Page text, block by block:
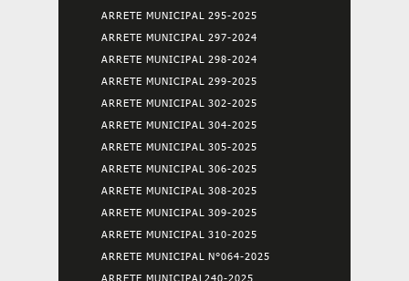
ARRETE MUNICIPAL 295-2025
ARRETE MUNICIPAL 297-2024
ARRETE MUNICIPAL 298-2024
ARRETE MUNICIPAL 299-2025
ARRETE MUNICIPAL 302-2025
ARRETE MUNICIPAL 304-2025
ARRETE MUNICIPAL 305-2025
ARRETE MUNICIPAL 306-2025
ARRETE MUNICIPAL 308-2025
ARRETE MUNICIPAL 309-2025
ARRETE MUNICIPAL 310-2025
ARRETE MUNICIPAL N°064-2025
ARRETE MUNICIPAL240-2025